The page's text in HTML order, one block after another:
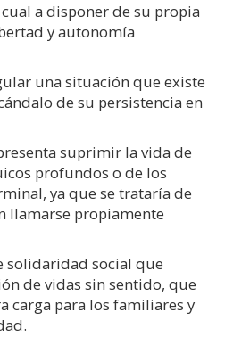
a disponer de su propia
y autonomía
una situación que existe
de su persistencia en
suprimir la vida de
profundos o de los
ya que se trataría de
llamarse propiamente
solidaridad social que
de vidas sin sentido, que
carga para los familiares y